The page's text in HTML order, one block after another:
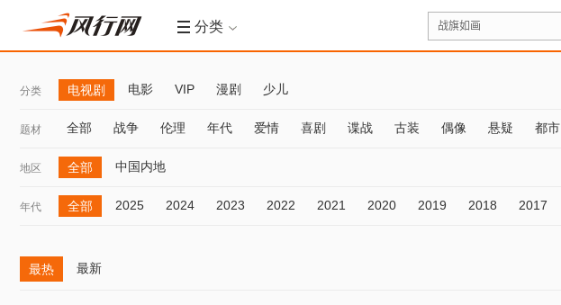
分类
分类 电视剧 电影 VIP 漫剧 少儿
题材 全部 战争 伦理 年代 爱情 喜剧 谍战 古装 偶像 悬疑 都市
地区 全部 中国内地
年代 全部 2025 2024 2023 2022 2021 2020 2019 2018 2017
最热 最新